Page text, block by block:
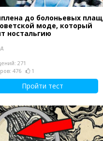
до болоньевых
моде, который
ностальгию
271
476
1
Пройти тест